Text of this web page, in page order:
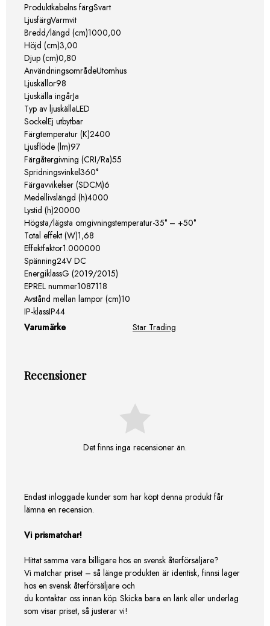
Produktkabelns färgSvart
LjusfärgVarmvit
Bredd/längd (cm)1000,00
Höjd (cm)3,00
Djup (cm)0,80
AnvändningsområdeUtomhus
Ljuskällor98
Ljuskälla ingårJa
Typ av ljuskällaLED
SockelEj utbytbar
Färgtemperatur (K)2400
Ljusflöde (lm)97
Färgåtergivning (CRI/Ra)55
Spridningsvinkel360°
Färgavvikelser (SDCM)6
Medellivslängd (h)4000
Lystid (h)20000
Högsta/lägsta omgivningstemperatur-35° – +50°
Total effekt (W)1,68
Effektfaktor1.000000
Spänning24V DC
EnergiklassG (2019/2015)
EPREL nummer1087118
Avstånd mellan lampor (cm)10
IP-klassIP44
Varumärke
Star Trading
Recensioner
Det finns inga recensioner än.
Endast inloggade kunder som har köpt denna produkt får
lämna en recension.
Vi prismatchar!
Hittat samma vara billigare hos en svensk återförsäljare?
Vi matchar priset – så länge produkten är identisk, finnsi lager
hos en svensk återförsäljare och
du kontaktar oss innan köp. Skicka bara en länk eller underlag
som visar priset, så justerar vi!